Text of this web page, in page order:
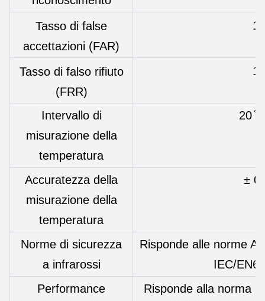
Tasso di false
accettazioni (FAR)
10
Tasso di falso rifiuto
(FRR)
10
Intervallo di
misurazione della
temperatura
20
Accuratezza della
misurazione della
temperatura
±
Norme di sicurezza
a infrarossi
Risponde alle norme
IEC/
Performance
Risponde alla norma